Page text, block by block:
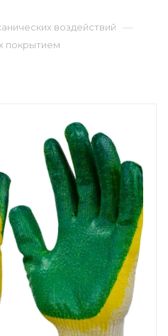
воздействий —
покрытием